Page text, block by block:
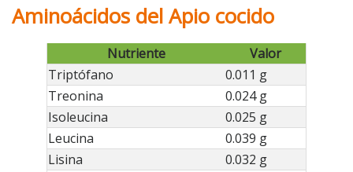
Aminoácidos del Apio cocido
Nutriente
Valor
Triptófano
0.011 g
Treonina
0.024 g
Isoleucina
0.025 g
Leucina
0.039 g
Lisina
0.032 g